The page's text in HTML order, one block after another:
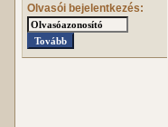
Olvasói bejelentkezés: